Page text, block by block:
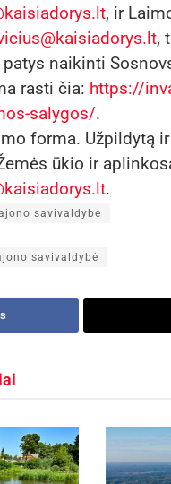
, ir
,
naikinti
rasti čia: https://
salygos/.
forma. Užpildytą
ūkio ir
.
savivaldybė
savivaldybė